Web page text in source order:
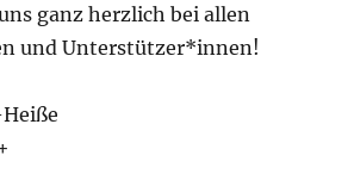
ganz herzlich bei allen
und Unterstützer*innen!